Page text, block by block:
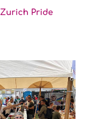
Zurich Pride